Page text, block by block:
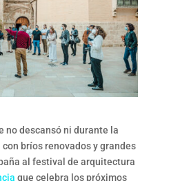
no descansó ni durante la
bríos renovados y grandes
al festival de arquitectura
que celebra los próximos